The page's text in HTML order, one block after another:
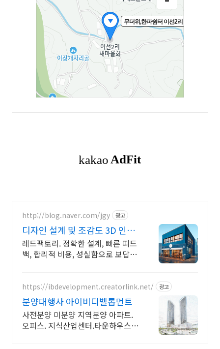
http://blog.naver.com/jgy 광고
디자인 설계 및 조감도 3D 인테
리어설계,건축마감,조감도
레드팩토리. 정확한 설계, 빠른 피드
백, 합리적 비용, 성실함으로 보답하
https://ibdevelopment.creatorlink.net/ 광고
분양대행사 아이비디벨롭먼트
사전분양 미분양 지역분양 아파트.
오피스. 지식산업센터.타운하우스